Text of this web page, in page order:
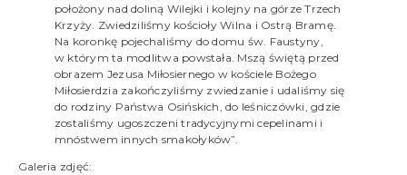
położony nad doliną Wilejki i kolejny na górze Trzech
Krzyży. Zwiedziliśmy kościoły Wilna i Ostrą Bramę.
Na koronkę pojechaliśmy do domu św. Faustyny,
w którym ta modlitwa powstała. Mszą świętą przed
obrazem Jezusa Miłosiernego w kościele Bożego
Miłosierdzia zakończyliśmy zwiedzanie i udaliśmy się
do rodziny Państwa Osińskich, do leśniczówki, gdzie
zostaliśmy ugoszczeni tradycyjnymi cepelinami i
mnóstwem innych smakołyków”.
Galeria zdjęć: